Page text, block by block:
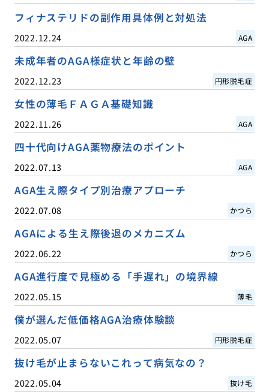
フィナステリドの副作用具体例と対処法
2022.12.24 AGA
未成年者のAGA様症状と年齢の壁
2022.12.23 円形脱毛症
女性の薄毛ＦＡＧＡ基礎知識
2022.11.26 AGA
四十代向けAGA薬物療法のポイント
2022.07.13 AGA
AGA生え際タイプ別治療アプローチ
2022.07.08 かつら
AGAによる生え際後退のメカニズム
2022.06.22 かつら
AGA進行度で見極める「手遅れ」の境界線
2022.05.15 薄毛
僕が選んだ低価格AGA治療体験談
2022.05.07 円形脱毛症
抜け毛が止まらないこれって病気なの？
2022.05.04 抜け毛